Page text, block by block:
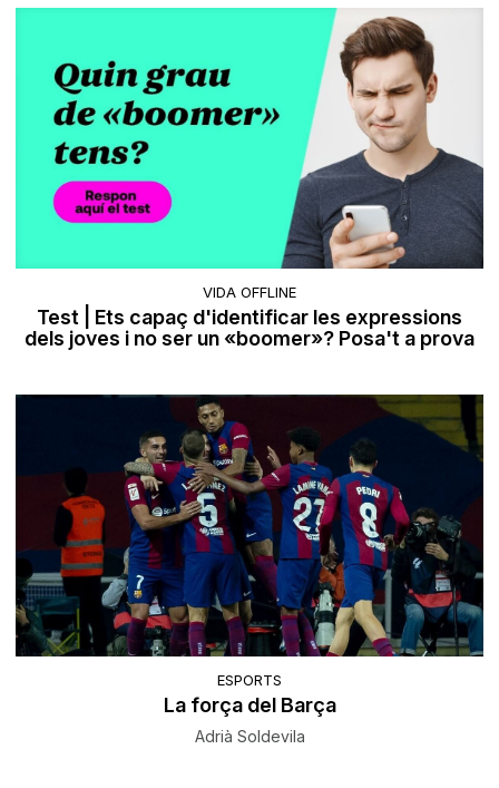
VIDA OFFLINE
Test | Ets capaç d'identificar les expressions
dels joves i no ser un «boomer»? Posa't a prova
ESPORTS
La força del Barça
Adrià Soldevila